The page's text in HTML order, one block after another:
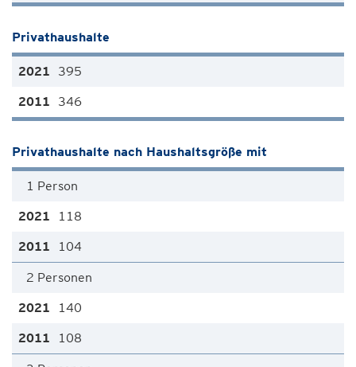
Privathaushalte
395
346
Privathaushalte nach Haushaltsgröße mit
1 Person
118
104
2 Personen
140
108